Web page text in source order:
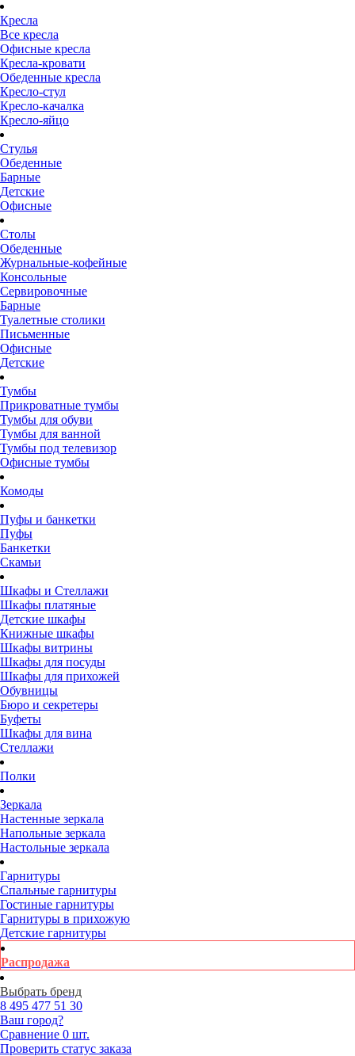
Кресла
Все кресла
Офисные кресла
Кресла-кровати
Обеденные кресла
Кресло-стул
Кресло-качалка
Кресло-яйцо
Стулья
Обеденные
Барные
Детские
Офисные
Столы
Обеденные
Журнальные-кофейные
Консольные
Сервировочные
Барные
Туалетные столики
Письменные
Офисные
Детские
Тумбы
Прикроватные тумбы
Тумбы для обуви
Тумбы для ванной
Тумбы под телевизор
Офисные тумбы
Комоды
Пуфы и банкетки
Пуфы
Банкетки
Скамьи
Шкафы и Стеллажи
Шкафы платяные
Детские шкафы
Книжные шкафы
Шкафы витрины
Шкафы для посуды
Шкафы для прихожей
Обувницы
Бюро и секретеры
Буфеты
Шкафы для вина
Стеллажи
Полки
Зеркала
Настенные зеркала
Напольные зеркала
Настольные зеркала
Гарнитуры
Спальные гарнитуры
Гостиные гарнитуры
Гарнитуры в прихожую
Детские гарнитуры
Распродажа
Выбрать бренд
8 495 477 51 30
Ваш город?
Сравнение 0 шт.
Проверить статус заказа